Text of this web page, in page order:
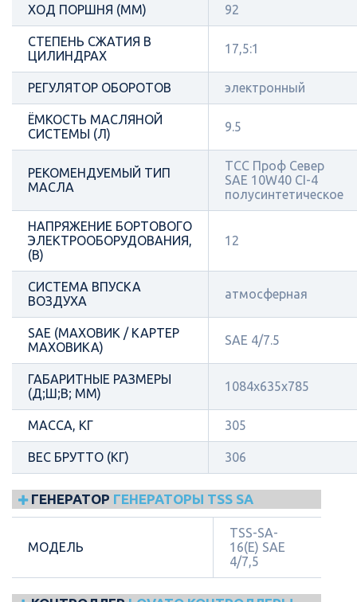
ХОД ПОРШНЯ (ММ) 92
СТЕПЕНЬ СЖАТИЯ В
ЦИЛИНДРАХ
17,5:1
РЕГУЛЯТОР ОБОРОТОВ электронный
ЁМКОСТЬ МАСЛЯНОЙ
СИСТЕМЫ (Л)
9.5
РЕКОМЕНДУЕМЫЙ ТИП
МАСЛА
ТСС Проф Север
SAE 10W40 CI-4
полусинтетическое
НАПРЯЖЕНИЕ БОРТОВОГО
ЭЛЕКТРООБОРУДОВАНИЯ,
(В)
12
СИСТЕМА ВПУСКА
ВОЗДУХА
атмосферная
SAE (МАХОВИК / КАРТЕР
МАХОВИКА)
SAE 4/7.5
ГАБАРИТНЫЕ РАЗМЕРЫ
(Д;Ш;В; ММ)
1084х635х785
МАССА, КГ 305
ВЕС БРУТТО (КГ) 306
ГЕНЕРАТОР ГЕНЕРАТОРЫ TSS SA
МОДЕЛЬ
TSS-SA-
16(E) SAE
4/7,5